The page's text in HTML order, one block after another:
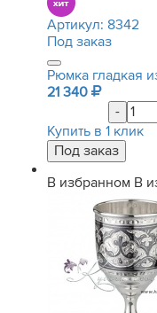
Артикул: 8342
Под заказ
Рюмка гладкая
21 340
-
Купить в 1 клик
В избранном В